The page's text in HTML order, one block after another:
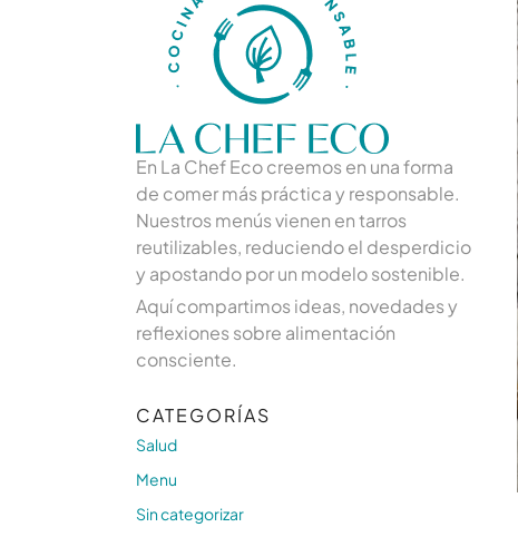
En La Chef Eco creemos en una forma
de comer más práctica y responsable.
Nuestros menús vienen en tarros
reutilizables, reduciendo el desperdicio
y apostando por un modelo sostenible.
Aquí compartimos ideas, novedades y
reflexiones sobre alimentación
consciente.
CATEGORÍAS
Salud
Menu
Sin categorizar